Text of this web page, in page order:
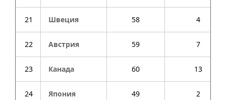
21 Швеция 58 4
22 Австрия 59 7
23 Канада 60 13
24 Япония 49 2